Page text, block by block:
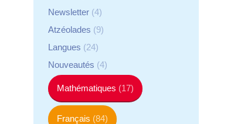
Newsletter (4)
Atzéolades (9)
Langues (24)
Nouveautés (4)
Mathématiques (17)
Français (84)